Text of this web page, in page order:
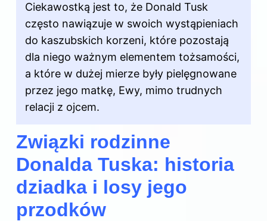
Ciekawostką jest to, że Donald Tusk
często nawiązuje w swoich wystąpieniach
do kaszubskich korzeni, które pozostają
dla niego ważnym elementem tożsamości,
a które w dużej mierze były pielęgnowane
przez jego matkę, Ewy, mimo trudnych
relacji z ojcem.
Związki rodzinne
Donalda Tuska: historia
dziadka i losy jego
przodków